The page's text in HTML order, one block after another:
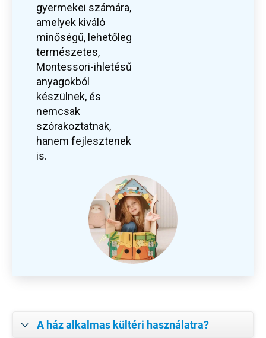
gyermekei számára,
amelyek kiváló
minőségű, lehetőleg
természetes,
Montessori-ihletésű
anyagokból
készülnek, és
nemcsak
szórakoztatnak,
hanem fejlesztenek
is.
A ház alkalmas kültéri használatra?